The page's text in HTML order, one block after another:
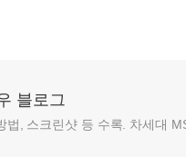
블로그
법, 스크린샷 등 수록. 차세대